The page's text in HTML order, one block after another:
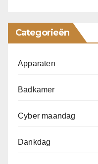
Categorieën
Apparaten
Badkamer
Cyber maandag
Dankdag